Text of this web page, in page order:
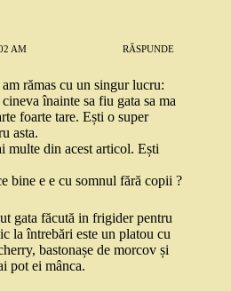
AM RĂSPUNDE
rămas cu un singur lucru:
înainte sa fiu gata sa ma
foarte tare. Ești o super
asta.
multe din acest articol. Ești
bine e e cu somnul fără copii ?
gata făcută in frigider pentru
la întrebări este un platou cu
bastonașe de morcov și
pot ei mânca.